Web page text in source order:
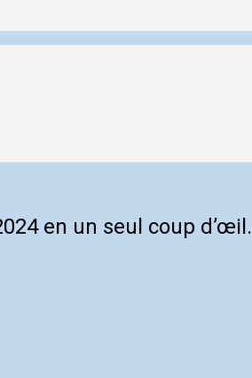
en un seul coup d’œil.